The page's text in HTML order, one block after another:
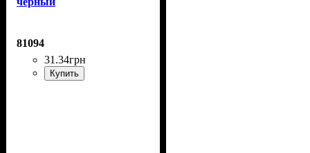
81094
31 .34грн
Купить